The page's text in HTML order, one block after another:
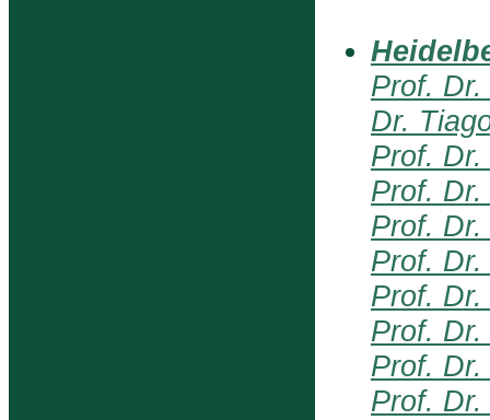
Prof.
Dr.
Prof.
Prof.
Prof.
Prof.
Prof.
Prof.
Prof.
Prof.